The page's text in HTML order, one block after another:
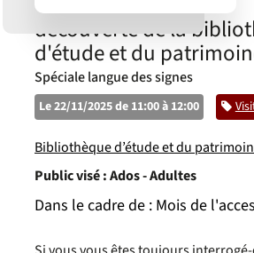
découverte de la
d'étude et du
Spéciale langue des signes
Le 22/11/2025 de 11:00 à 12:00
Bibliothèque d’étude et du
Public visé :Ados - Adultes
Dans le cadre de : Mois de